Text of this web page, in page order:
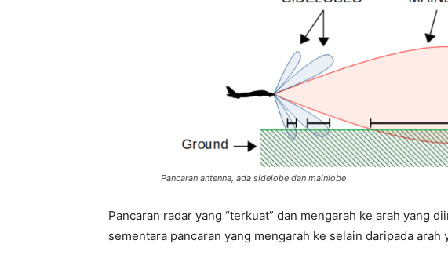
Pancaran antenna, ada sidelobe dan mainlobe
Pancaran radar yang “terkuat” dan mengarah ke arah yang
sementara pancaran yang mengarah ke selain daripada arah